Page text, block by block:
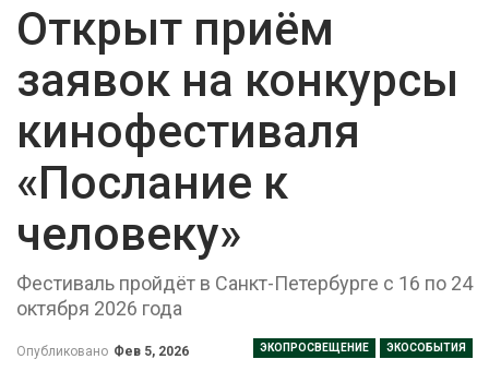
Открыт приём
заявок на конкурсы
кинофестиваля
«Послание к
человеку»
Фестиваль пройдёт в Санкт-Петербурге с 16 по 24
октября 2026 года
ЭКОПРОСВЕЩЕНИЕ ЭКОСОБЫТИЯ
Опубликовано Фев 5, 2026